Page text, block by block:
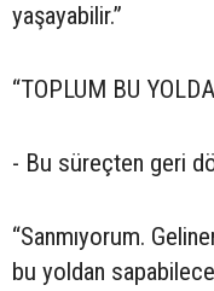
yaşayabilir.”
“TOPLUM BU
- Bu süreçten geri
“Sanmıyorum.
bu yoldan